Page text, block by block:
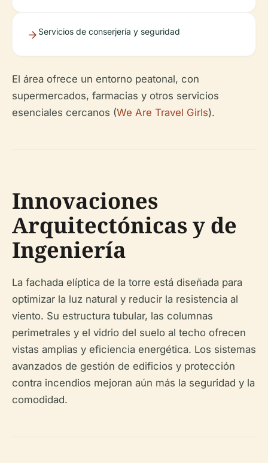
Servicios de conserjería y seguridad
El área ofrece un entorno peatonal, con
supermercados, farmacias y otros servicios
esenciales cercanos (We Are Travel Girls).
Innovaciones
Arquitectónicas y de
Ingeniería
La fachada elíptica de la torre está diseñada para
optimizar la luz natural y reducir la resistencia al
viento. Su estructura tubular, las columnas
perimetrales y el vidrio del suelo al techo ofrecen
vistas amplias y eficiencia energética. Los sistemas
avanzados de gestión de edificios y protección
contra incendios mejoran aún más la seguridad y la
comodidad.